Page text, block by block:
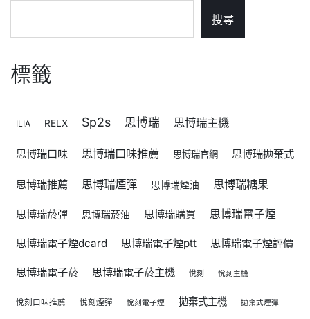
搜尋
標籤
ILIA RELX Sp2s 思博瑞 思博瑞主機
思博瑞口味 思博瑞口味推薦 思博瑞官網 思博瑞拋棄式
思博瑞推薦 思博瑞煙彈 思博瑞煙油 思博瑞糖果
思博瑞菸彈 思博瑞菸油 思博瑞購買 思博瑞電子煙
思博瑞電子煙dcard 思博瑞電子煙ptt 思博瑞電子煙評價
思博瑞電子菸 思博瑞電子菸主機 悅刻 悅刻主機
悅刻口味推薦 悅刻煙彈 悅刻電子煙 拋棄式主機 拋棄式煙彈